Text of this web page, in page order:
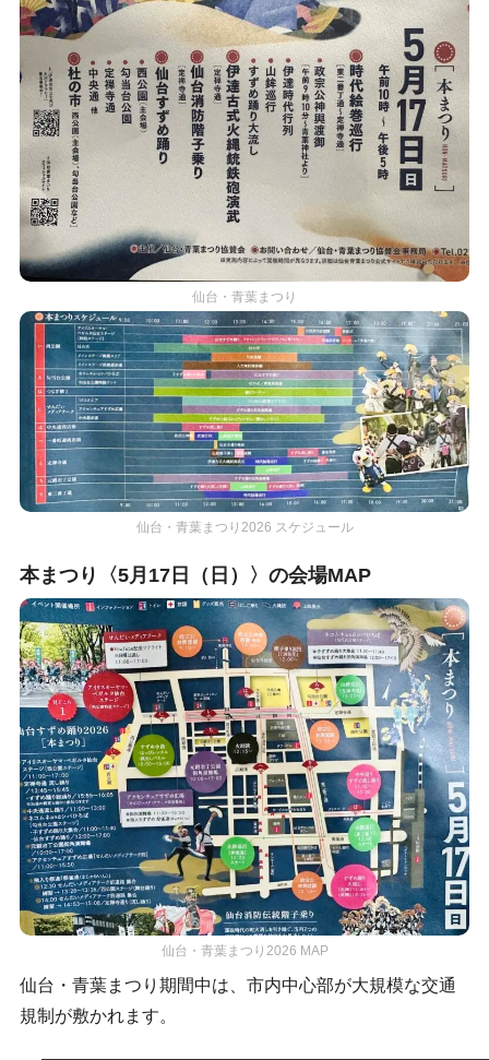
仙台・青葉まつり
仙台・青葉まつり2026 スケジュール
本まつり〈5月17日（日）〉の会場MAP
仙台・青葉まつり2026 MAP
仙台・青葉まつり期間中は、市内中心部が大規模な交通
規制が敷かれます。